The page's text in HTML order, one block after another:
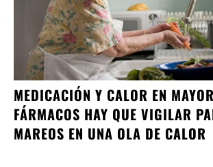
MEDICACIÓN Y CALOR EN
FÁRMACOS HAY QUE VIGILAR
MAREOS EN UNA OLA DE CALOR